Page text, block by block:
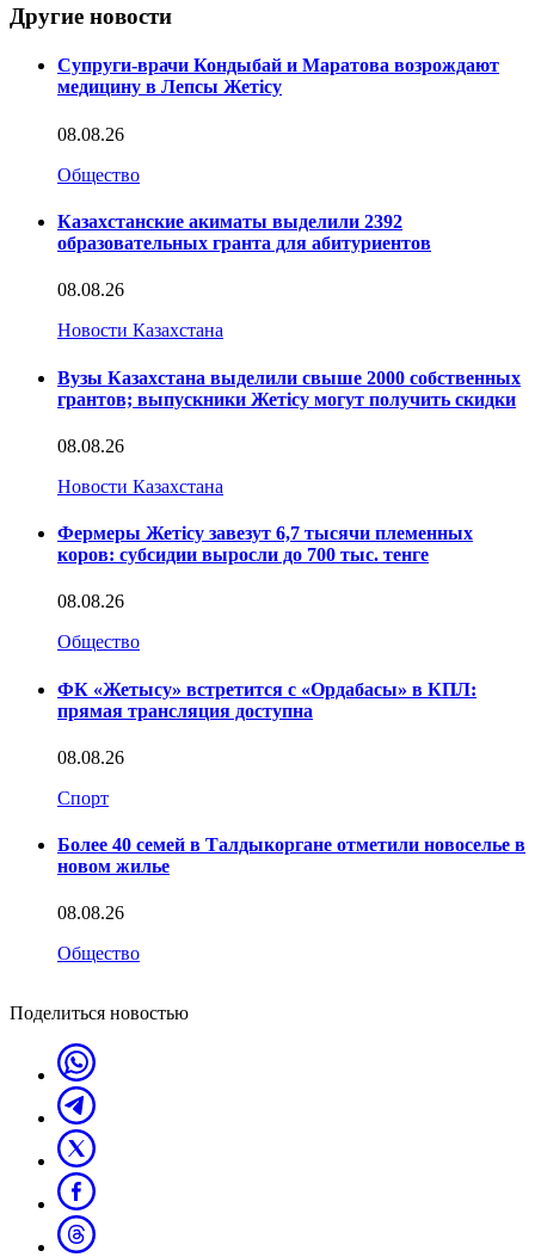
Другие новости
Супруги-врачи Кондыбай и Маратова возрождают
медицину в Лепсы Жетісу
08.08.26
Общество
Казахстанские акиматы выделили 2392
образовательных гранта для абитуриентов
08.08.26
Новости Казахстана
Вузы Казахстана выделили свыше 2000 собственных
грантов; выпускники Жетісу могут получить скидки
08.08.26
Новости Казахстана
Фермеры Жетісу завезут 6,7 тысячи племенных
коров: субсидии выросли до 700 тыс. тенге
08.08.26
Общество
ФК «Жетысу» встретится с «Ордабасы» в КПЛ:
прямая трансляция доступна
08.08.26
Спорт
Более 40 семей в Талдыкоргане отметили новоселье в
новом жилье
08.08.26
Общество
Поделиться новостью